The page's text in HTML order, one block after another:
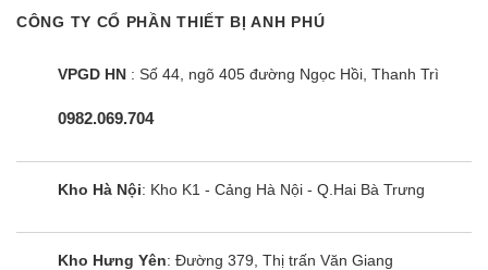
Loa tháp Samsung MX-ST90B
CÔNG TY CỔ PHẦN THIẾT BỊ ANH PHÚ
VPGD HN : Số 44, ngõ 405 đường Ngọc Hồi, Thanh Trì
0982.069.704
Kho Hà Nội: Kho K1 - Cảng Hà Nội - Q.Hai Bà Trưng
Kho Hưng Yên: Đường 379, Thị trấn Văn Giang